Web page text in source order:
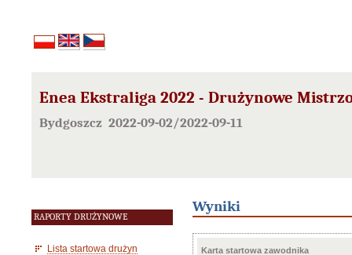
Enea Ekstraliga 2022 - Drużynowe
Bydgoszcz 2022-09-02/2022-09-11
RAPORTY DRUŻYNOWE
Lista startowa drużyn
Wyniki
Karta startowa zawodnika